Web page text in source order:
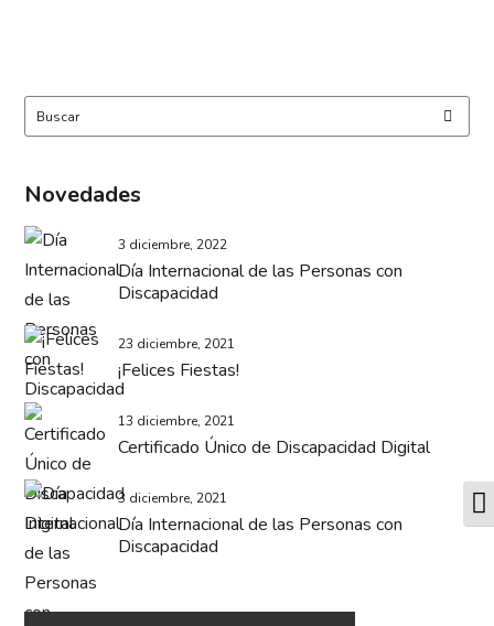
Novedades
3 diciembre, 2022
Día Internacional de las Personas con
Discapacidad
23 diciembre, 2021
¡Felices Fiestas!
13 diciembre, 2021
Certificado Único de Discapacidad Digital
3 diciembre, 2021
Día Internacional de las Personas con
Discapacidad